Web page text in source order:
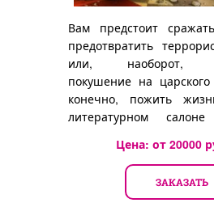
Вам предстоит
предотвратить
или, наоборот,
покушение на
конечно, пожить
литературном салоне
Цена: от 20000
ЗАКАЗАТЬ